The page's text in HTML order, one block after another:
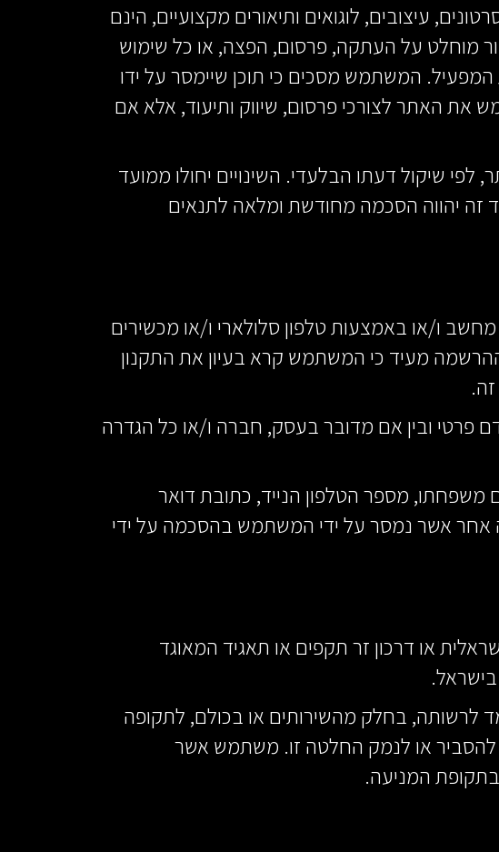
עיצובים, לוגואים ותיאורים מקצועיים, הינם
מוחלט על העתקה, פרסום, הפצה, או כל שימוש
המשתמש מסכים כי תוכן שיימסר על ידו
את האתר לצורכי פרסום, שיווק ותיעוד, אלא אם
שיקול דעתו הבלעדי. השינויים יחולו ממועד
יהווה הסכמה מחודשת ומלאה לתנאים
ו/או באמצעות טלפון סלולארי ו/או מכשירים
מעיד כי המשתמש קרא בעיון את התקנון
פרטי ובין אם מדובר בעסק, חברה ו/או כל הגדרה
מספר הטלפון הנייד, כתובת דואר
אחר אשר נמסר על ידי המשתמש בהסכמה על ידי
18 ומעלה, בעל תעודת זהות ישראלית או דרכון זר תקפים או תאגיד המאוגד
לרשותה, בחלק מהשירותים או בכולם, לתקופה
להסביר או לנמק החלטה זו. משתמש אשר
המניעה.